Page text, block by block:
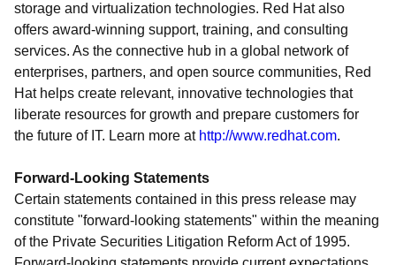
storage and virtualization technologies. Red Hat also
offers award-winning support, training, and consulting
services. As the connective hub in a global network of
enterprises, partners, and open source communities, Red
Hat helps create relevant, innovative technologies that
liberate resources for growth and prepare customers for
the future of IT. Learn more at http://www.redhat.com.
Forward-Looking Statements
Certain statements contained in this press release may
constitute "forward-looking statements" within the meaning
of the Private Securities Litigation Reform Act of 1995.